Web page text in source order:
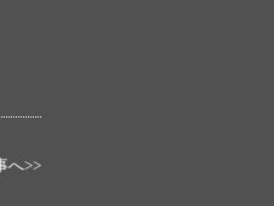
へ>>